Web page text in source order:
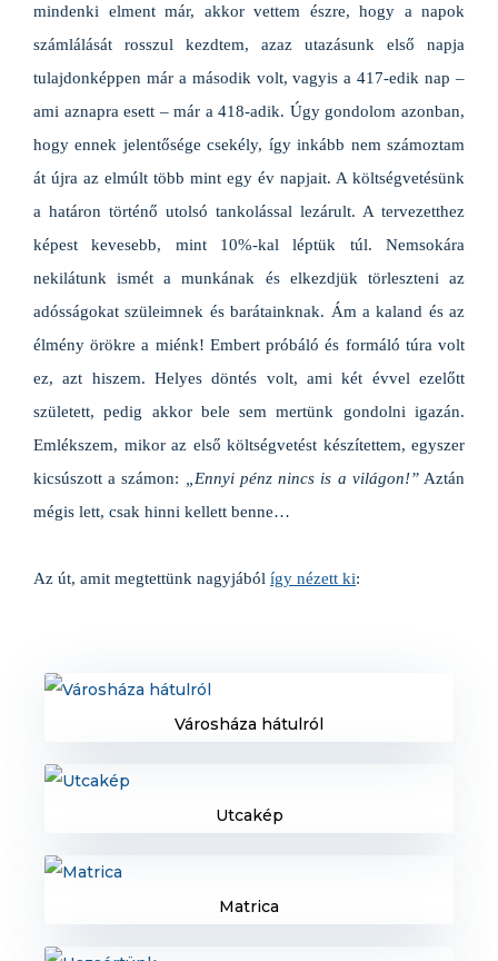
mindenki elment már, akkor vettem észre, hogy a napok
számlálását rosszul kezdtem, azaz utazásunk első napja
tulajdonképpen már a második volt, vagyis a 417-edik nap –
ami aznapra esett – már a 418-adik. Úgy gondolom azonban,
hogy ennek jelentősége csekély, így inkább nem számoztam
át újra az elmúlt több mint egy év napjait. A költségvetésünk
a határon történő utolsó tankolással lezárult. A tervezetthez
képest kevesebb, mint 10%-kal léptük túl. Nemsokára
nekilátunk ismét a munkának és elkezdjük törleszteni az
adósságokat szüleimnek és barátainknak. Ám a kaland és az
élmény örökre a miénk! Embert próbáló és formáló túra volt
ez, azt hiszem. Helyes döntés volt, ami két évvel ezelőtt
született, pedig akkor bele sem mertünk gondolni igazán.
Emlékszem, mikor az első költségvetést készítettem, egyszer
kicsúszott a számon:
„Ennyi pénz nincs is a világon!”Aztán
mégis lett, csak hinni kellett benne…
Az út, amit megtettünk nagyjából így nézett ki:
Városháza hátulról
Utcakép
Matrica